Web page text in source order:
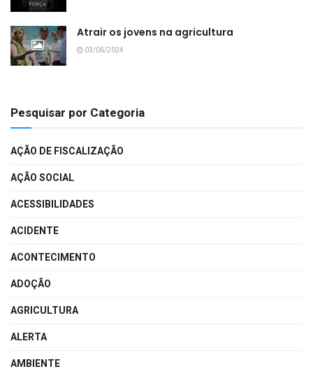
Atrair os jovens na agricultura
03/06/2024
Pesquisar por Categoria
AÇÃO DE FISCALIZAÇÃO
AÇÃO SOCIAL
ACESSIBILIDADES
ACIDENTE
ACONTECIMENTO
ADOÇÃO
AGRICULTURA
ALERTA
AMBIENTE